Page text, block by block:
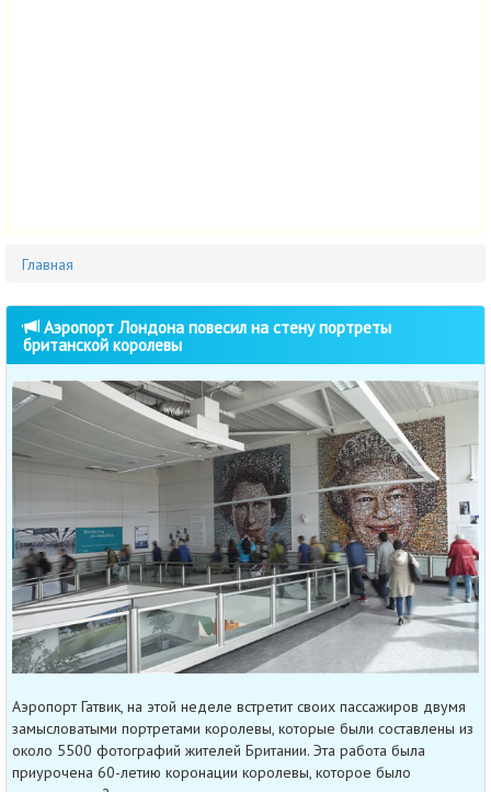
Главная
Аэропорт Лондона повесил на стену портреты
британской королевы
Аэропорт Гатвик, на этой неделе встретит своих пассажиров двумя
замысловатыми портретами королевы, которые были составлены из
около 5500 фотографий жителей Британии. Эта работа была
приурочена 60-летию коронации королевы, которое было